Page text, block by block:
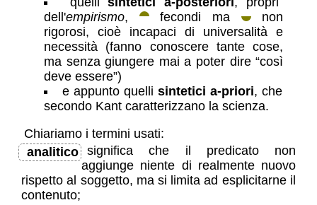
dell'empirismo, fecondi ma
non
rigorosi, cioè incapaci di universalità e
necessità (fanno conoscere tante cose,
ma senza giungere mai a poter dire “così
deve essere”)
e appunto quellisintetici a-priori, che
secondo Kant caratterizzano la scienza.
Chiariamo i termini usati:
analitico
significa che il predicato non
aggiunge niente di realmente nuovo
rispetto al soggetto, ma si limita ad esplicitarne il
contenuto;